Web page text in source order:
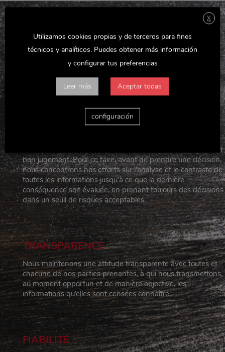
NOS VALEURS
Les valeurs de Delaviuda Confectionery Group se déclinent
comme suit :
Nous préconisons de prendre des décisions avec sagesse et
bon jugement. Pour ce faire, avant de prendre une décision,
nous concentrons nos efforts sur l’analyse et le contraste de
toutes les informations jusqu’à ce que la dernière
conséquence soit évaluée, en prenant toujours des décisions
dans un seuil de risques acceptables.
TRANSPARENCE
Nous maintenons une attitude transparente avec toutes et
chacune de nos parties prenantes, à qui nous transmettons,
au moment opportun et de manière objective, les
informations qu’elles sont censées connaître.
FIABILITÉ
X
Utilizamos cookies propias y de terceros para fines
técnicos y analíticos. Puedes obtener más información
y configurar tus preferencias
Leer más Aceptar todas
configuración